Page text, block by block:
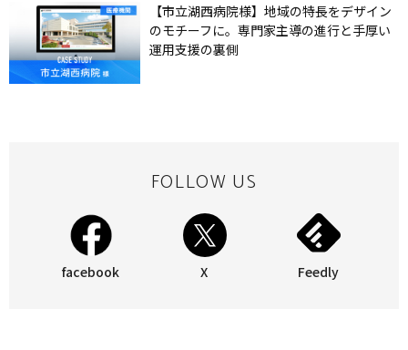
【市立湖西病院様】地域の特長をデザイン
のモチーフに。専門家主導の進行と手厚い
運用支援の裏側
FOLLOW US
facebook X Feedly